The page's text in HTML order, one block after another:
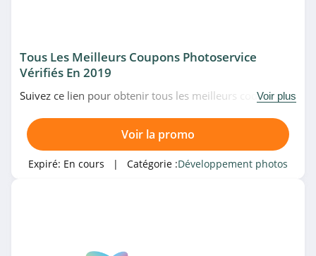
Tous Les Meilleurs Coupons Photoservice
Vérifiés En 2019
Suivez ce lien pour obtenir tous les meilleurs codes
moment. Venez très vite!
Voir plus
Voir la promo
Expiré: En cours | Catégorie :Développement photos